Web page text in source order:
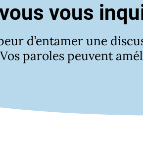
vous
d’entamer une
paroles peuvent